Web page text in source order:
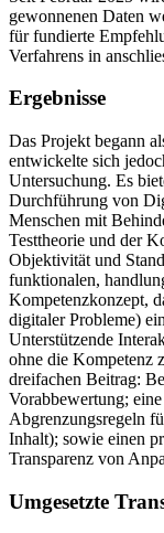
gewonnenen Daten
für fundierte
Verfahrens in
Ergebnisse
Das Projekt begann
entwickelte sich
Untersuchung. Es
Durchführung von
Menschen mit
Testtheorie und der
Objektivität und
funktionalen,
Kompetenzkonzept,
digitaler Probleme)
Unterstützende
ohne die Kompetenz
dreifachen Beitrag:
Vorabbewertung;
Abgrenzungsregeln
Inhalt); sowie einen
Transparenz von
Umgesetzte